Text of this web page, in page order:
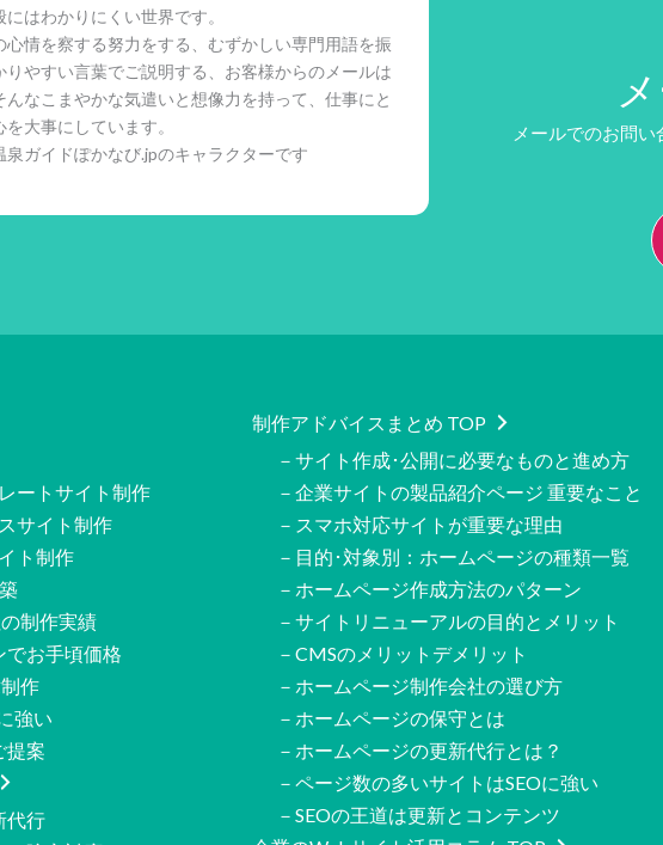
はわかりにくい世界です。
情を察する努力をする、むずかしい専門用語を振
りやすい言葉でご説明する、お客様からのメールは
なこまやかな気遣いと想像力を持って、仕事にと
大事にしています。
ガイドぽかなび.jpのキャラクターです
メールでのお問
ートサイト制作
サイト制作
ト制作
制作実績
でお手頃価格
作
強い
提案
代行
制作アドバイスまとめ TOP
－サイト作成･公開に必要なものと進め方
－企業サイトの製品紹介ページ 重要なこと
－スマホ対応サイトが重要な理由
－目的･対象別：ホームページの種類一覧
－ホームページ作成方法のパターン
－サイトリニューアルの目的とメリット
－CMSのメリットデメリット
－ホームページ制作会社の選び方
－ホームページの保守とは
－ホームページの更新代行とは？
－ページ数の多いサイトはSEOに強い
－SEOの王道は更新とコンテンツ